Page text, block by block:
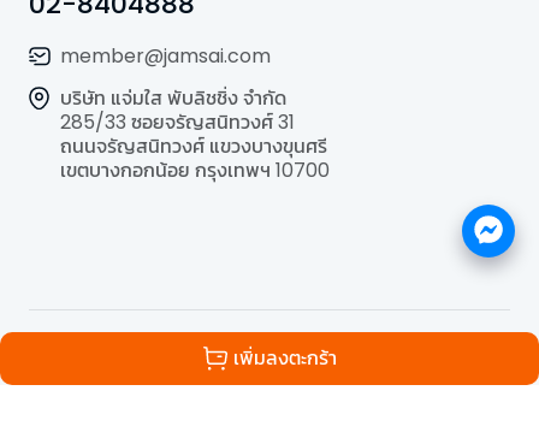
เพิ่มลงตะกร้า
member@jamsai.com
บริษัท แจ่มใส พับลิชชิ่ง จำกัด
285/33 ซอยจรัญสนิทวงศ์ 31
ถนนจรัญสนิทวงศ์ แขวงบางขุนศรี
เขตบางกอกน้อย กรุงเทพฯ 10700
All Rights Reserved | Powered by